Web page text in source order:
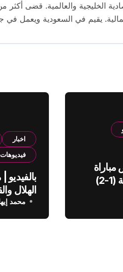
يقيم في السعودية ويعمل في
مباراة
الهلال والقادسية (1-2)
اخبار
فيديوهات
الدوري
محمد